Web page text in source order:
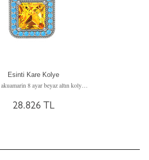
Esinti Kare Kolye
Sitrin ve akuamarin 8 ayar beyaz altın kolye (40 cm rose altın rolo zincir)
28.826 TL